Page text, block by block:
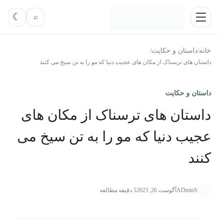
پرش به محتوا
منو
⌕
☾
خانه/داستان و حکایت/
داستان های ترسناک از مکان های عجیب دنیا که مو را به تن سیخ می کنند
داستان و حکایت
داستان های ترسناک از مکان های
عجیب دنیا که مو را به تن سیخ می
کنند
ADminS آگوست 26, 2023 5 دقیقه مطالعه